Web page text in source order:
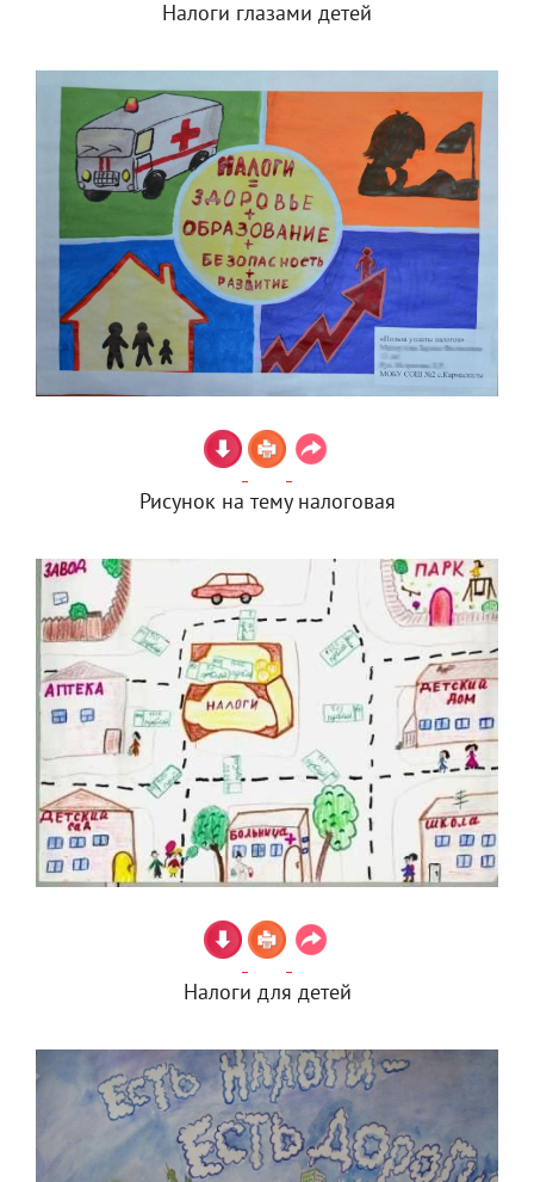
Налоги глазами детей
Рисунок на тему налоговая
Налоги для детей